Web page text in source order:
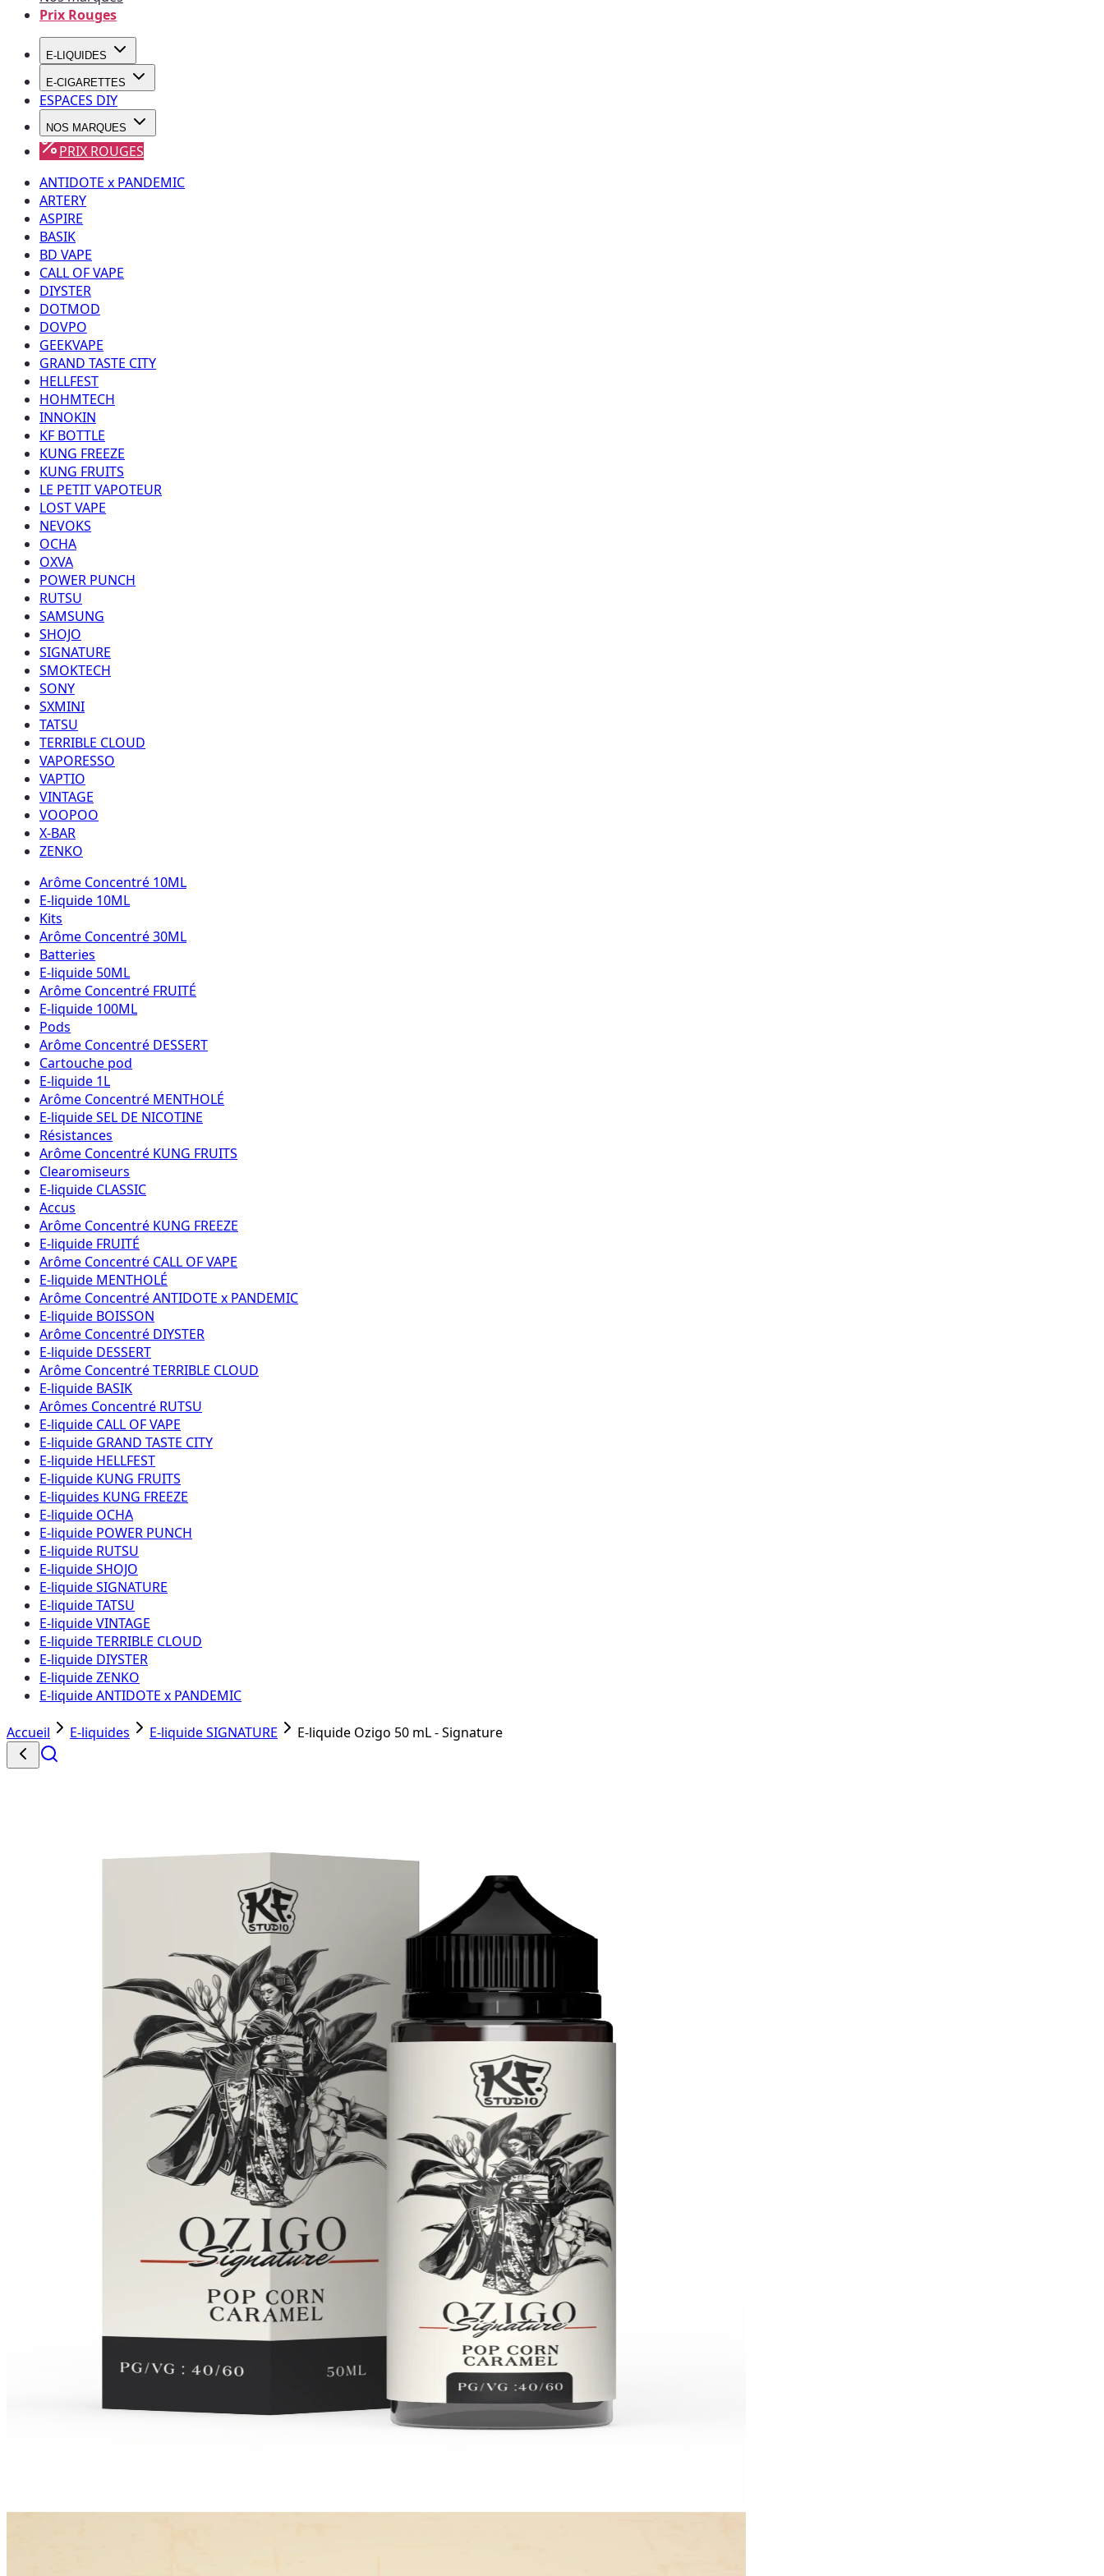
Prix Rouges
E-LIQUIDES
E-CIGARETTES
ESPACES DIY
NOS MARQUES
PRIX ROUGES
ANTIDOTE x PANDEMIC
ARTERY
ASPIRE
BASIK
BD VAPE
CALL OF VAPE
DIYSTER
DOTMOD
DOVPO
GEEKVAPE
GRAND TASTE CITY
HELLFEST
HOHMTECH
INNOKIN
KF BOTTLE
KUNG FREEZE
KUNG FRUITS
LE PETIT VAPOTEUR
LOST VAPE
NEVOKS
OCHA
OXVA
POWER PUNCH
RUTSU
SAMSUNG
SHOJO
SIGNATURE
SMOKTECH
SONY
SXMINI
TATSU
TERRIBLE CLOUD
VAPORESSO
VAPTIO
VINTAGE
VOOPOO
X-BAR
ZENKO
Arôme Concentré 10ML
E-liquide 10ML
Kits
Arôme Concentré 30ML
Batteries
E-liquide 50ML
Arôme Concentré FRUITÉ
E-liquide 100ML
Pods
Arôme Concentré DESSERT
Cartouche pod
E-liquide 1L
Arôme Concentré MENTHOLÉ
E-liquide SEL DE NICOTINE
Résistances
Arôme Concentré KUNG FRUITS
Clearomiseurs
E-liquide CLASSIC
Accus
Arôme Concentré KUNG FREEZE
E-liquide FRUITÉ
Arôme Concentré CALL OF VAPE
E-liquide MENTHOLÉ
Arôme Concentré ANTIDOTE x PANDEMIC
E-liquide BOISSON
Arôme Concentré DIYSTER
E-liquide DESSERT
Arôme Concentré TERRIBLE CLOUD
E-liquide BASIK
Arômes Concentré RUTSU
E-liquide CALL OF VAPE
E-liquide GRAND TASTE CITY
E-liquide HELLFEST
E-liquide KUNG FRUITS
E-liquides KUNG FREEZE
E-liquide OCHA
E-liquide POWER PUNCH
E-liquide RUTSU
E-liquide SHOJO
E-liquide SIGNATURE
E-liquide TATSU
E-liquide VINTAGE
E-liquide TERRIBLE CLOUD
E-liquide DIYSTER
E-liquide ZENKO
E-liquide ANTIDOTE x PANDEMIC
Accueil E-liquides E-liquide SIGNATURE E-liquide Ozigo 50 mL - Signature